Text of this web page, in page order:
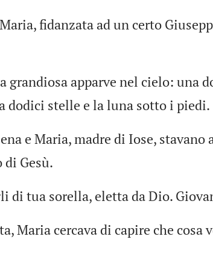
fidanzata ad un certo
grandiosa apparve nel cielo: una
dodici stelle e la luna sotto i piedi.
e Maria, madre di Iose, stavano
Gesù.
di tua sorella, eletta da Dio.
Maria cercava di capire che cosa